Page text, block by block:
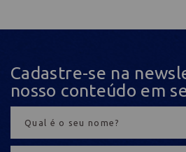
Cadastre-se na
nosso conteúdo em